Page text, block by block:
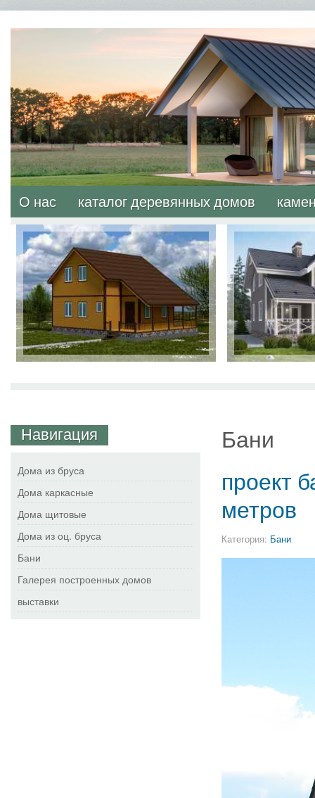
О нас каталог деревянных домов
Бани
проект
метров
Категория: Бани
Навигация
Дома из бруса
Дома каркасные
Дома щитовые
Дома из оц. бруса
Бани
Галерея построенных домов
выставки